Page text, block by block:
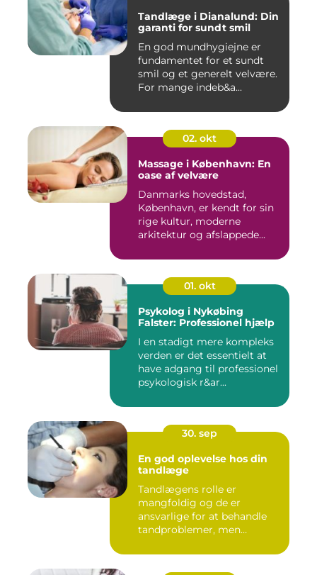
Tandlæge i Dianalund: Din
garanti for sundt smil
En god mundhygiejne er
fundamentet for et sundt
smil og et generelt velvære.
For mange indeb&a...
02. okt
Massage i København: En
oase af velvære
Danmarks hovedstad,
København, er kendt for sin
rige kultur, moderne
arkitektur og afslappede...
01. okt
Psykolog i Nykøbing
Falster: Professionel hjælp
I en stadigt mere kompleks
verden er det essentielt at
have adgang til professionel
psykologisk r&ar...
30. sep
En god oplevelse hos din
tandlæge
Tandlægens rolle er
mangfoldig og de er
ansvarlige for at behandle
tandproblemer, men